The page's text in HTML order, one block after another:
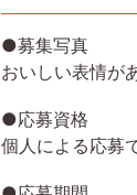
●募集写真
おいしい表情が
●応募資格
個人による応募